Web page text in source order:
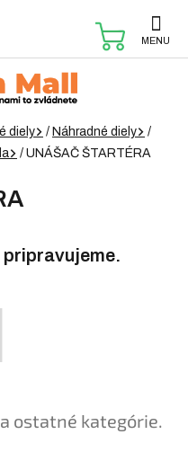
diely / Náhradné diely
/
/ UNÁŠAČ ŠTARTÉRA
ostatné kategórie.